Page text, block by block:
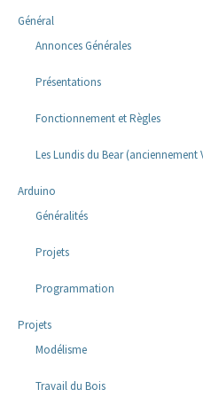
Général
Annonces Générales
Présentations
Fonctionnement et Règles
Les Lundis du Bear (anciennement
Arduino
Généralités
Projets
Programmation
Projets
Modélisme
Travail du Bois